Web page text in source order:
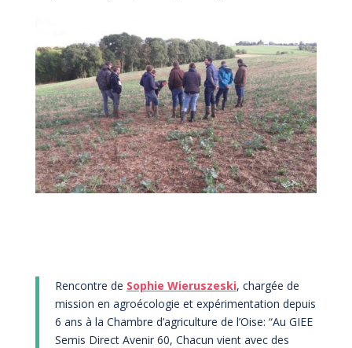
Rencontre de Sophie Wieruszeski, chargée de
mission en agroécologie et expérimentation depuis
6 ans à la Chambre d’agriculture de l’Oise: “Au GIEE
Semis Direct Avenir 60, Chacun vient avec des